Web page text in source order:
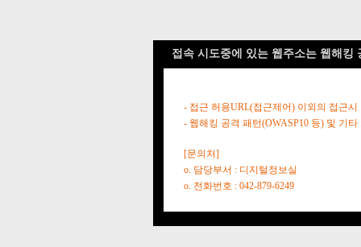
접속 시도중에 있는 웹주소는 웹해킹
- 접근 허용URL(접근제어) 이외의 접근시
- 웹해킹 공격 패턴(OWASP10 등) 및 기
[문의처]
o. 담당부서 : 디지털정보실
o. 전화번호 : 042-879-6249